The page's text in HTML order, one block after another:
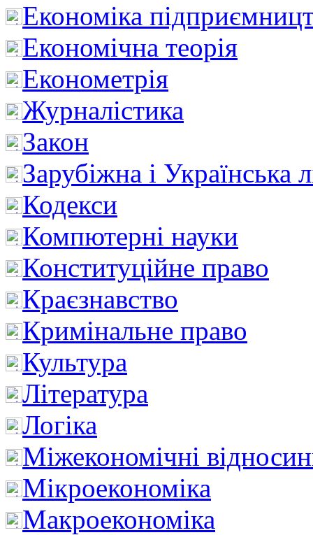
Економіка
Економічна теорія
Економетрія
Журналістика
Закон
Зарубіжна і Українська
Кодекси
Компютерні науки
Конституційне право
Краєзнавство
Кримінальне право
Культура
Література
Логіка
Міжекономічні
Мікроекономіка
Макроекономіка